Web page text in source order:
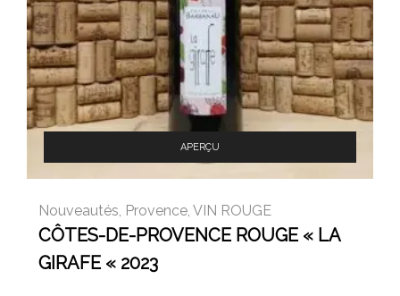
APERÇU
Nouveautés Provence VIN ROUGE
CÔTES-DE-PROVENCE ROUGE « LA
GIRAFE « 2023